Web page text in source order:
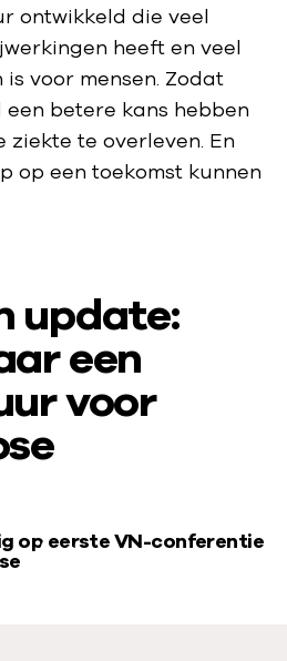
ontwikkeld die veel
heeft en veel
voor mensen. Zodat
betere kans hebben
ziekte te overleven. En
op een toekomst kunnen
update:
een
voor
op eerste VN-conferentie